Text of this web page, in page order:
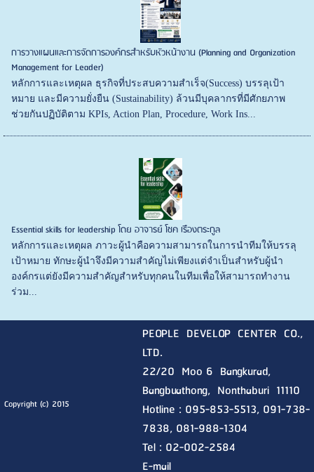
การวางแผนและการจัดการองค์กรสำหรับหัวหน้างาน (Planning and Organization
Management for Leader)
หลักการและเหตุผล ธุรกิจที่ประสบความสำเร็จ(Success) บรรลุเป้า
หมาย และมีความยั่งยืน (Sustainability) ล้วนมีบุคลากรที่มีศักยภาพ
ช่วยกันปฏิบัติตาม KPIs, Action Plan, Procedure, Work Ins...
Essential skills for leadership โดย อาจารย์ โชค เรืองตระกูล
หลักการและเหตุผล ภาวะผู้นำคือความสามารถในการนำทีมให้บรรลุ
เป้าหมาย ทักษะผู้นำจึงมีความสำคัญไม่เพียงแต่จำเป็นสำหรับผู้นำ
องค์กรแต่ยังมีความสำคัญสำหรับทุกคนในทีมเพื่อให้สามารถทำงาน
ร่วม...
Copyright (c) 2015
PEOPLE DEVELOP CENTER CO.,
LTD.
22/20 Moo 6 Bangkurad,
Bangbuathong, Nonthaburi 11110
Hotline : 095-853-5513, 091-738-
7838, 081-988-1304
Tel : 02-002-2584
E-mail